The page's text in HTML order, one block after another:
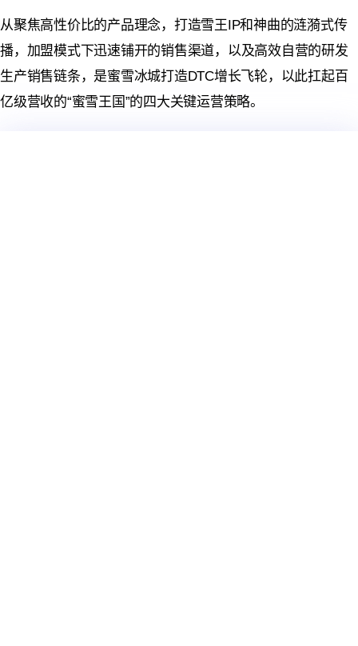
从聚焦高性价比的产品理念，打造雪王IP和神曲的涟漪式传
播，加盟模式下迅速铺开的销售渠道，以及高效自营的研发
生产销售链条，是蜜雪冰城打造DTC增长飞轮， 以此扛起百
亿级营收的“蜜雪王国”的四大关键运营策略。